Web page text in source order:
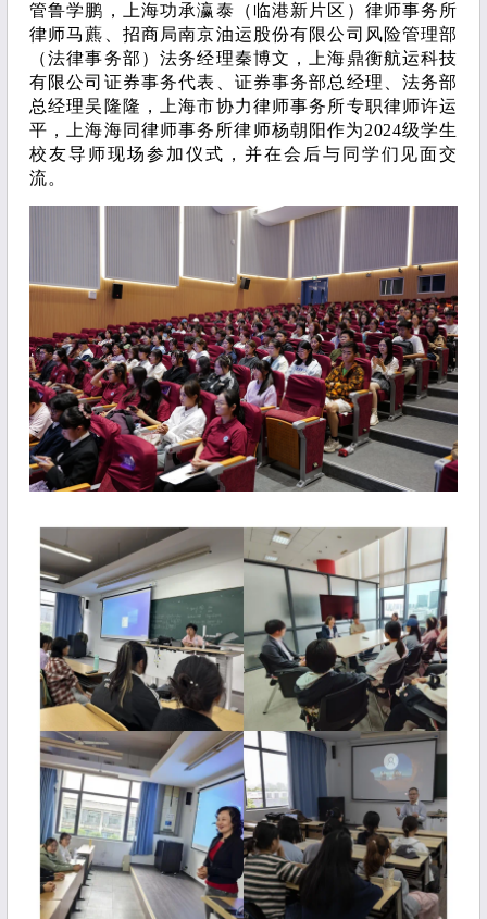
管鲁学鹏，上海功承瀛泰（临港新片区）律师事务所
律师马藨、招商局南京油运股份有限公司风险管理部
（法律事务部）法务经理秦博文，上海鼎衡航运科技
有限公司证券事务代表、证券事务部总经理、法务部
总经理吴隆隆，上海市协力律师事务所专职律师许运
平，上海海同律师事务所律师杨朝阳作为2024级学生
校友导师现场参加仪式，并在会后与同学们见面交
流。